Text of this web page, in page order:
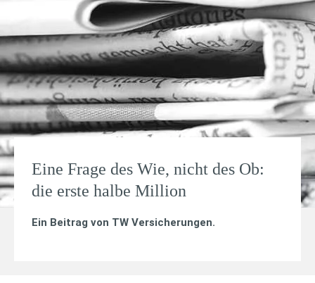
Eine Frage des Wie, nicht des Ob:
die erste halbe Million
Ein Beitrag von TW Versicherungen.